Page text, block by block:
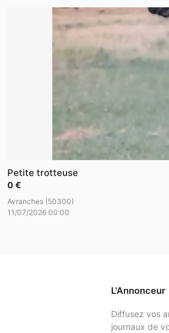
Petite trotteuse
0 €
Avranches (50300)
11/07/2026 00:00
L'Annonceur
Diffusez vos
journaux de